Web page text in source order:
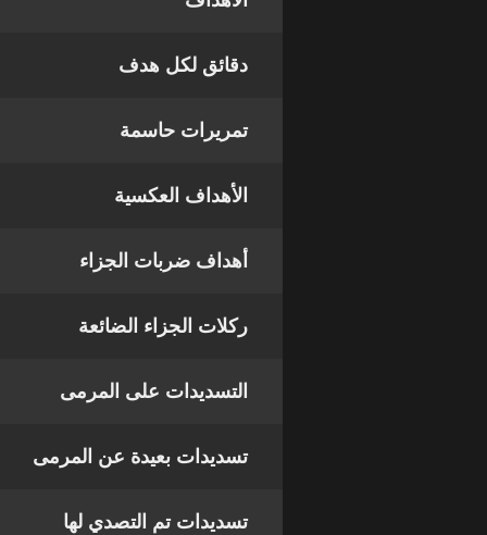
دقائق لكل هدف
تمريرات حاسمة
الأهداف العكسية
أهداف ضربات الجزاء
ركلات الجزاء الضائعة
التسديدات على المرمى
تسديدات بعيدة عن المرمى
تسديدات تم التصدي لها